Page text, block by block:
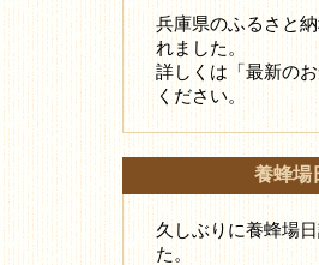
兵庫県のふるさと
れました。
詳しくは「最新の
ください。
養蜂場
久しぶりに養蜂場
た。